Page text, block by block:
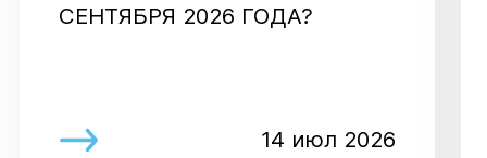
СЕНТЯБРЯ 2026 ГОДА?
14 июл 2026